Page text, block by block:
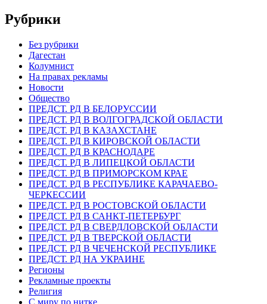
Рубрики
Без рубрики
Дагестан
Колумнист
На правах рекламы
Новости
Общество
ПРЕДСТ. РД В БЕЛОРУССИИ
ПРЕДСТ. РД В ВОЛГОГРАДСКОЙ ОБЛАСТИ
ПРЕДСТ. РД В КАЗАХСТАНЕ
ПРЕДСТ. РД В КИРОВСКОЙ ОБЛАСТИ
ПРЕДСТ. РД В КРАСНОДАРЕ
ПРЕДСТ. РД В ЛИПЕЦКОЙ ОБЛАСТИ
ПРЕДСТ. РД В ПРИМОРСКОМ КРАЕ
ПРЕДСТ. РД В РЕСПУБЛИКЕ КАРАЧАЕВО-
ЧЕРКЕССИИ
ПРЕДСТ. РД В РОСТОВСКОЙ ОБЛАСТИ
ПРЕДСТ. РД В САНКТ-ПЕТЕРБУРГ
ПРЕДСТ. РД В СВЕРДЛОВСКОЙ ОБЛАСТИ
ПРЕДСТ. РД В ТВЕРСКОЙ ОБЛАСТИ
ПРЕДСТ. РД В ЧЕЧЕНСКОЙ РЕСПУБЛИКЕ
ПРЕДСТ. РД НА УКРАИНЕ
Регионы
Рекламные проекты
Религия
С миру по нитке